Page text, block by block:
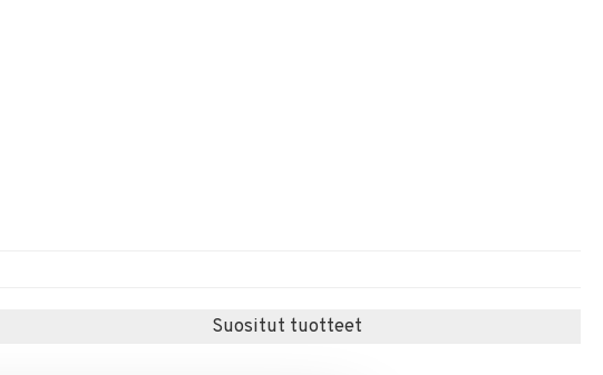
Suositut tuotteet